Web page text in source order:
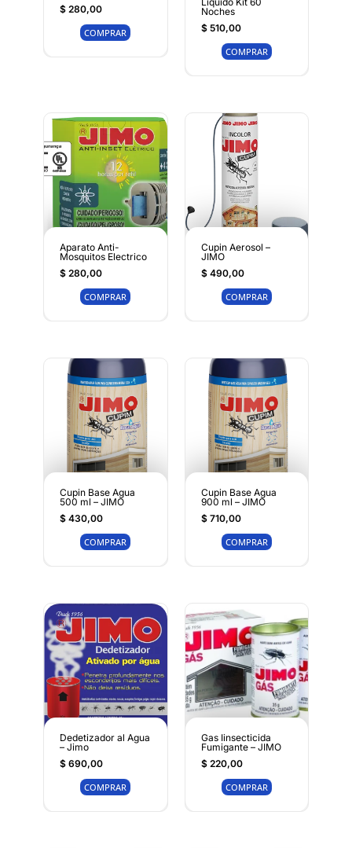
$280,00
COMPRAR
Noches
$510,00
COMPRAR
Aparato Anti-
Mosquitos Electrico
$280,00
COMPRAR
Cupin Aerosol –
JIMO
$490,00
COMPRAR
Cupin Base Agua
500 ml – JIMO
$430,00
COMPRAR
Cupin Base Agua
900 ml – JIMO
$710,00
COMPRAR
Dedetizador al Agua
– Jimo
$690,00
COMPRAR
Gas Iinsecticida
Fumigante – JIMO
$220,00
COMPRAR